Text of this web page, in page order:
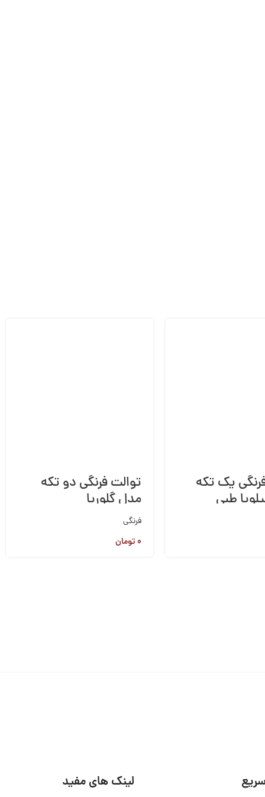
یک تکه
طبی
توالت فرنگی دو تکه
مدل گلوریا
فرنگی
۰تومان
لینک های مفید